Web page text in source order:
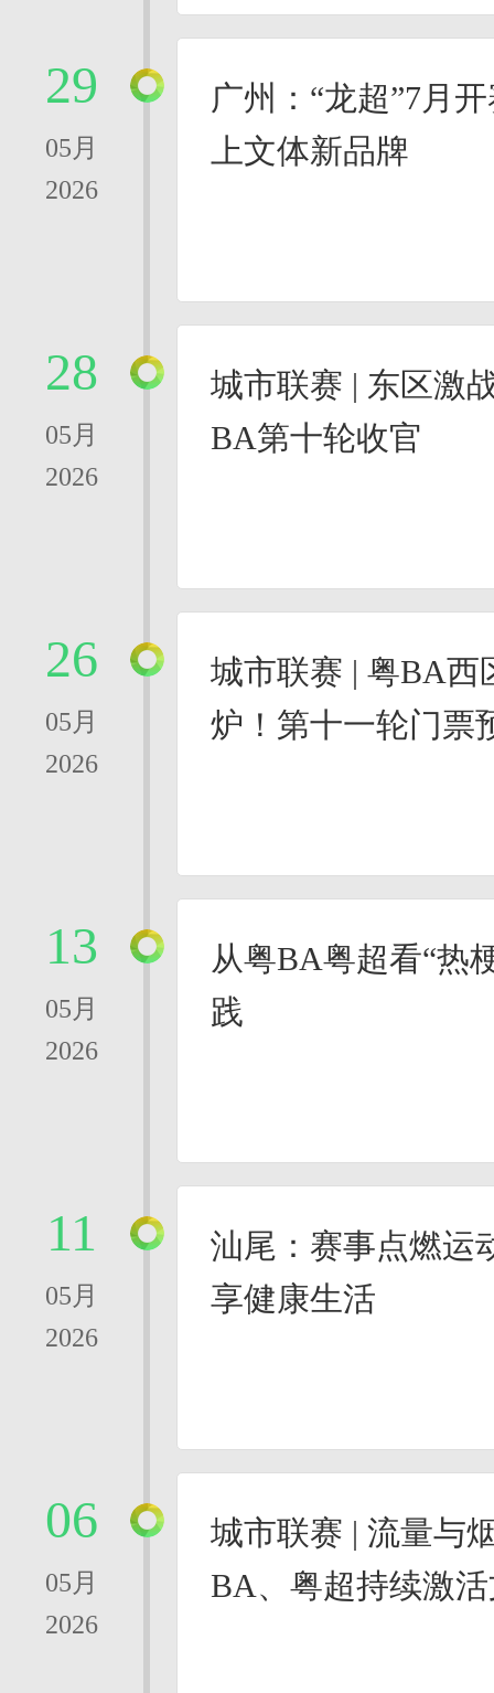
29
05月
2026
广州：“龙超”7月
上文体新品牌
28
05月
2026
城市联赛 | 东区激
BA第十轮收官
26
05月
2026
城市联赛 | 粤BA西
炉！第十一轮门票
13
05月
2026
从粤BA粤超看“热
践
11
05月
2026
汕尾：赛事点燃运
享健康生活
06
05月
2026
城市联赛 | 流量与
BA、粤超持续激